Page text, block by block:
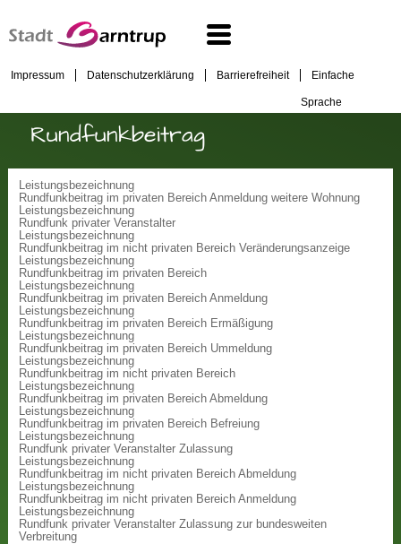
Impressum Datenschutzerklärung Barrierefreiheit Einfache
Sprache
Rundfunkbeitrag
Leistungsbezeichnung
Rundfunkbeitrag im privaten Bereich Anmeldung weitere Wohnung
Leistungsbezeichnung
Rundfunk privater Veranstalter
Leistungsbezeichnung
Rundfunkbeitrag im nicht privaten Bereich Veränderungsanzeige
Leistungsbezeichnung
Rundfunkbeitrag im privaten Bereich
Leistungsbezeichnung
Rundfunkbeitrag im privaten Bereich Anmeldung
Leistungsbezeichnung
Rundfunkbeitrag im privaten Bereich Ermäßigung
Leistungsbezeichnung
Rundfunkbeitrag im privaten Bereich Ummeldung
Leistungsbezeichnung
Rundfunkbeitrag im nicht privaten Bereich
Leistungsbezeichnung
Rundfunkbeitrag im privaten Bereich Abmeldung
Leistungsbezeichnung
Rundfunkbeitrag im privaten Bereich Befreiung
Leistungsbezeichnung
Rundfunk privater Veranstalter Zulassung
Leistungsbezeichnung
Rundfunkbeitrag im nicht privaten Bereich Abmeldung
Leistungsbezeichnung
Rundfunkbeitrag im nicht privaten Bereich Anmeldung
Leistungsbezeichnung
Rundfunk privater Veranstalter Zulassung zur bundesweiten
Verbreitung